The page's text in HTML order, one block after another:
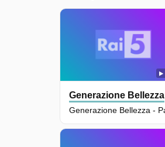
Generazione Bellezza